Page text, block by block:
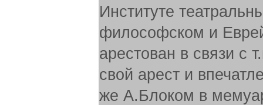
Институте
философском и
арестован в связи с
свой арест и
же А.Блоком в